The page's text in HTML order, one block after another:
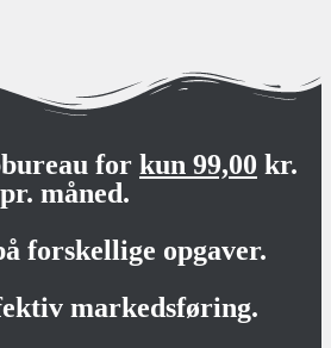
for kun 99,00 kr.
pr. måned.
forskellige opgaver.
markedsføring.